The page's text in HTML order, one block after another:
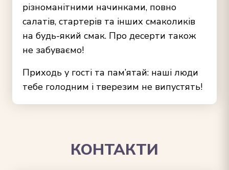
різноманітними начинками, повно
салатів, стартерів та інших смаколиків
на будь-який смак. Про десерти також
не забуваємо!
Приходь у гості та пам’ятай: наші люди
тебе голодним і тверезим не випустять!
КОНТАКТИ